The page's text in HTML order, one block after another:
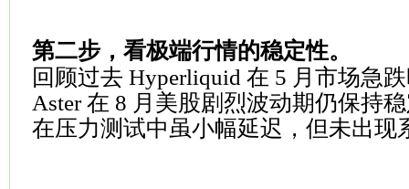
第二步，看极端行情的稳定性。
回顾过去 Hyperliquid 在 5 月市场急
Aster 在 8 月美股剧烈波动期仍保持
在压力测试中虽小幅延迟，但未出现